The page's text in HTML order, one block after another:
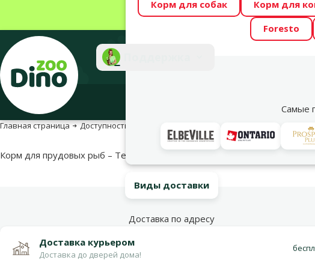
Весь месяц Dino Zoo
Фотоконкурс “GADA
Корм для собак Корм для
Foresto
Самые
Главная страница Доступность продукта
Корм для прудовых рыб – Tetra Pond Sticks, 7 л
Виды доставки
Доставка по адресу
Доставка курьером
Доставка до дверей дома!